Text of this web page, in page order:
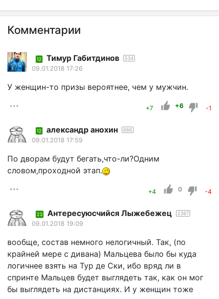
Комментарии
12 Тимур Габитдинов 534
09.01.2018 17:26
У женщин-то призы вероятнее, чем у мужчин.
+7 +6 -1
12 александр анохин 666
09.01.2018 17:59
По дворам будут бегать,что-ли?Одним
словом,проходной этап.
+4 0 -4
23 Aнтересуюсчийся Лыжебежeц 2367
09.01.2018 19:09
вообще, состав немного нелогичный. Так, (по
крайней мере с дивана) Мальцева было бы куда
логичнее взять на Тур де Ски, ибо вряд ли в
спринте Мальцев будет выглядеть так, как он мог
бы выглядеть на дистанциях. И у женщин тоже